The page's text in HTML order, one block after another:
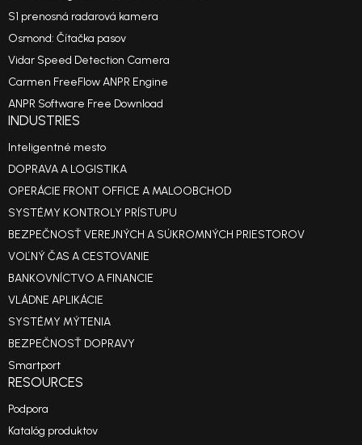
S1 prenosná radarová kamera
Osmond: Čítačka pasov
Vidar Speed Detection Camera
Carmen FreeFlow ANPR Engine
ANPR Software Free Download
INDUSTRIES
Inteligentné mesto
DOPRAVA A LOGISTIKA
OPERÁCIE FRONT OFFICE A MALOOBCHOD
SYSTÉMY KONTROLY PRÍSTUPU
BEZPEČNOSŤ VEREJNÝCH A SÚKROMNÝCH PRIESTOROV
VOĽNÝ ČAS A CESTOVANIE
BANKOVNÍCTVO A FINANCIE
VLÁDNE APLIKÁCIE
SYSTÉMY MÝTENIA
BEZPEČNOSŤ DOPRAVY
Smartport
RESOURCES
Podpora
Katalóg produktov